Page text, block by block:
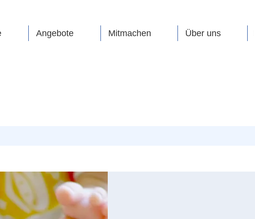
Angebote Mitmachen Über uns